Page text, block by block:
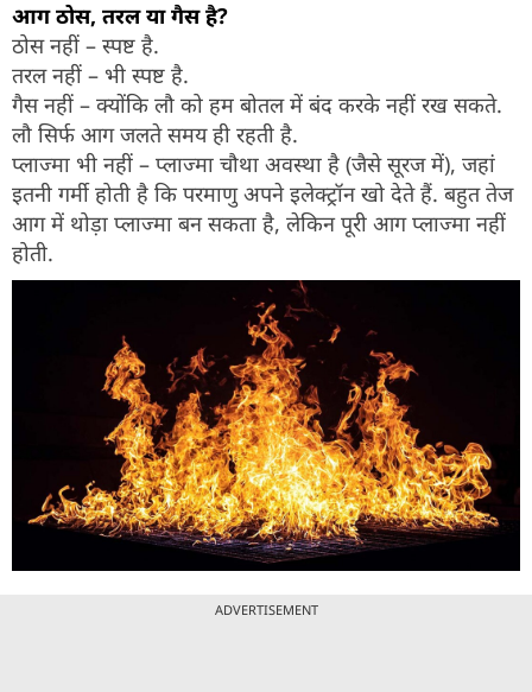
आग ठोस, तरल या गैस है?
ठोस नहीं – स्पष्ट है.
तरल नहीं – भी स्पष्ट है.
गैस नहीं – क्योंकि लौ को हम बोतल में बंद करके नहीं रख सकते.
लौ सिर्फ आग जलते समय ही रहती है.
प्लाज्मा भी नहीं – प्लाज्मा चौथा अवस्था है (जैसे सूरज में), जहां
इतनी गर्मी होती है कि परमाणु अपने इलेक्ट्रॉन खो देते हैं. बहुत तेज
आग में थोड़ा प्लाज्मा बन सकता है, लेकिन पूरी आग प्लाज्मा नहीं
होती.
ADVERTISEMENT